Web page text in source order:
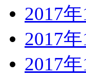
2017年
2017年
2017年